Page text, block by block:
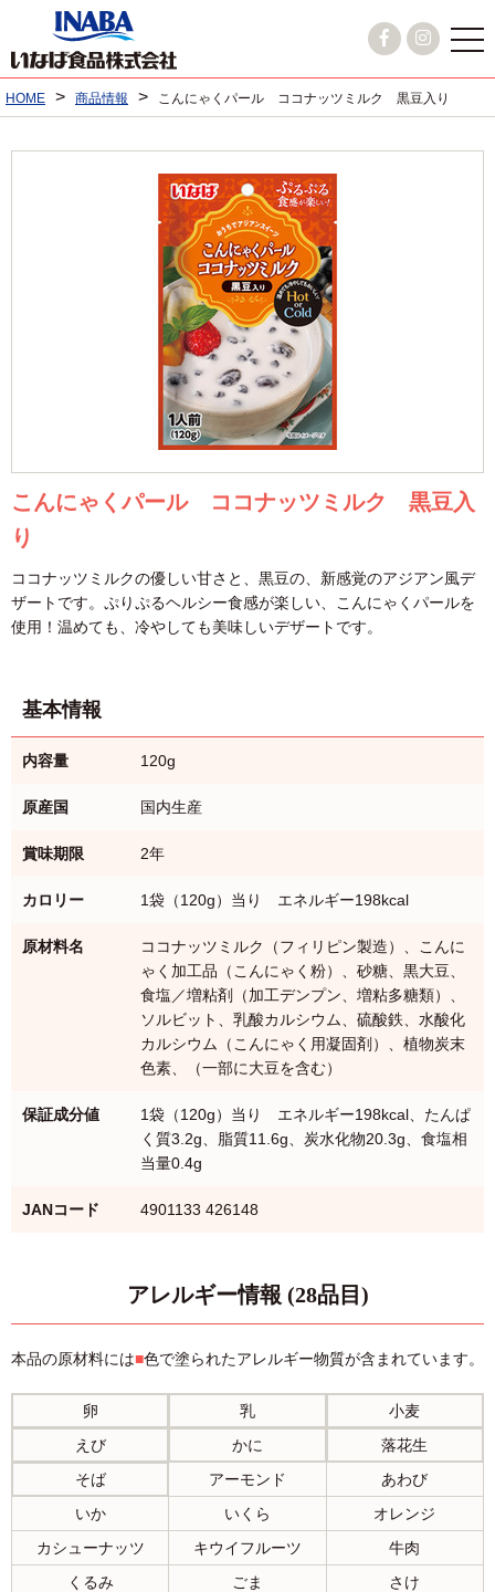
HOME > 商品情報 > こんにゃくパール ココナッツミルク 黒豆入り
こんにゃくパール ココナッツミルク 黒豆入
り
ココナッツミルクの優しい甘さと、黒豆の、新感覚のアジアン風デ
ザートです。ぷりぷるヘルシー食感が楽しい、こんにゃくパールを
使用！温めても、冷やしても美味しいデザートです。
基本情報
内容量 120g
原産国 国内生産
賞味期限 2年
カロリー 1袋（120g）当り エネルギー198kcal
原材料名
ココナッツミルク（フィリピン製造）、こんに
ゃく加工品（こんにゃく粉）、砂糖、黒大豆、
食塩／増粘剤（加工デンプン、増粘多糖類）、
ソルビット、乳酸カルシウム、硫酸鉄、水酸化
カルシウム（こんにゃく用凝固剤）、植物炭末
色素、（一部に大豆を含む）
保証成分値
1袋（120g）当り エネルギー198kcal、たんぱ
く質3.2g、脂質11.6g、炭水化物20.3g、食塩相
当量0.4g
JANコード 4901133 426148
アレルギー情報 (28品目)
本品の原材料には■色で塗られたアレルギー物質が含まれています。
卵 乳
小麦
えび
かに
落花生
そば
アーモンド
あわび
いか
いくら
オレンジ
カシューナッツ
キウイフルーツ
牛肉
くるみ
ごま
さけ